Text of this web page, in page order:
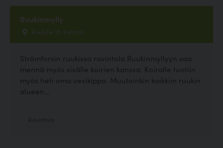
Ruukinmylly
Ruukille 15, Pyhtää
Strömforsin ruukissa ravintola Ruukinmyllyyn saa
mennä myös sisälle koirien kanssa. Koiralle tuotiin
myös heti oma vesikippo. Muutoinkin kaikkiin ruukin
alueen...